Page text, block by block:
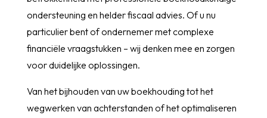
ondersteuning en helder fiscaal advies. Of u nu
particulier bent of ondernemer met complexe
financiële vraagstukken – wij denken mee en zorgen
voor duidelijke oplossingen.
Van het bijhouden van uw boekhouding tot het
wegwerken van achterstanden of het optimaliseren